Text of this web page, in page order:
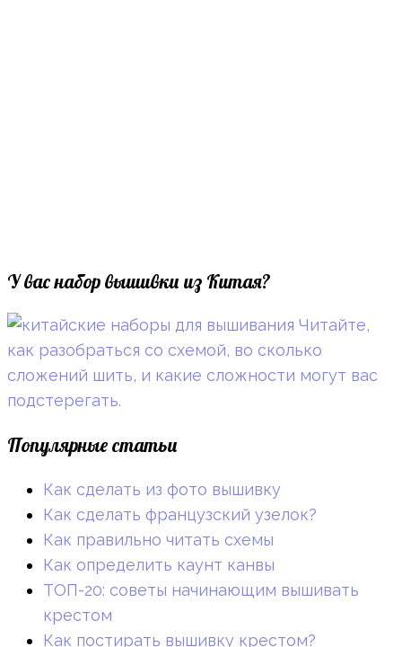
У вас набор вышивки из Китая?
Читайте,
как разобраться со схемой, во сколько
сложений шить, и какие сложности могут вас
подстерегать.
Популярные статьи
Как сделать из фото вышивку
Как сделать французский узелок?
Как правильно читать схемы
Как определить каунт канвы
ТОП-20: советы начинающим вышивать
крестом
Как постирать вышивку крестом?